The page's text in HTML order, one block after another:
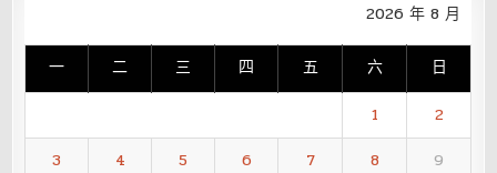
2026 年 8 月
一 二 三 四 五 六 日
1
2
3
4 5 6 7 8
9